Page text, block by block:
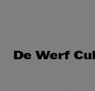
De Werf